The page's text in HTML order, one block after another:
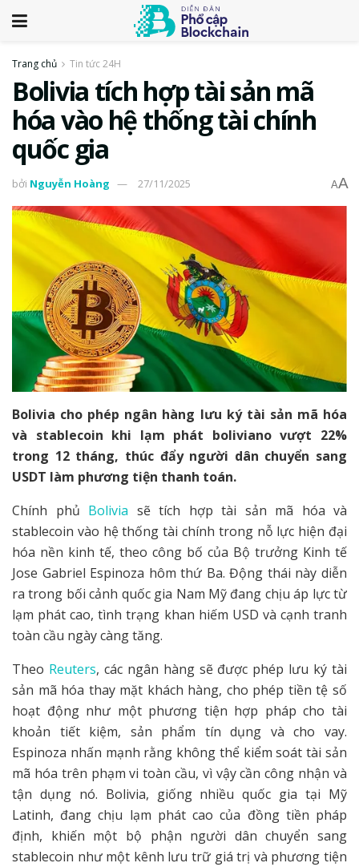
Trang chủ Tin tức 24H
Bolivia tích hợp tài sản mã
hóa vào hệ thống tài chính
quốc gia
bởi Nguyễn Hoàng 27/11/2025 AA
Bolivia cho phép ngân hàng lưu ký tài sản mã hóa
và stablecoin khi lạm phát boliviano vượt 22%
trong 12 tháng, thúc đẩy người dân chuyển sang
USDT làm phương tiện thanh toán.
Chính phủ Bolivia sẽ tích hợp tài sản mã hóa và
stablecoin vào hệ thống tài chính trong nỗ lực hiện đại
hóa nền kinh tế, theo công bố của Bộ trưởng Kinh tế
Jose Gabriel Espinoza hôm thứ Ba. Động thái này diễn
ra trong bối cảnh quốc gia Nam Mỹ đang chịu áp lực từ
lạm phát cao, tình trạng khan hiếm USD và cạnh tranh
toàn cầu ngày càng tăng.
Theo Reuters, các ngân hàng sẽ được phép lưu ký tài
sản mã hóa thay mặt khách hàng, cho phép tiền tệ số
hoạt động như một phương tiện hợp pháp cho tài
khoản tiết kiệm, sản phẩm tín dụng và cho vay.
Espinoza nhấn mạnh rằng không thể kiểm soát tài sản
mã hóa trên phạm vi toàn cầu, vì vậy cần công nhận và
tận dụng nó. Bolivia, giống nhiều quốc gia tại Mỹ
Latinh, đang chịu lạm phát cao của đồng tiền pháp
định, khiến một bộ phận người dân chuyển sang
stablecoin như một kênh lưu trữ giá trị và phương tiện